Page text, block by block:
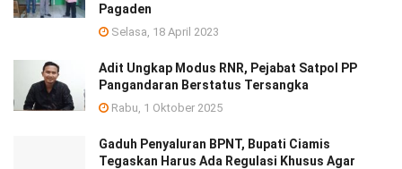
Pagaden
Selasa, 18 April 2023
Adit Ungkap Modus RNR, Pejabat Satpol PP
Pangandaran Berstatus Tersangka
Rabu, 1 Oktober 2025
Gaduh Penyaluran BPNT, Bupati Ciamis
Tegaskan Harus Ada Regulasi Khusus Agar